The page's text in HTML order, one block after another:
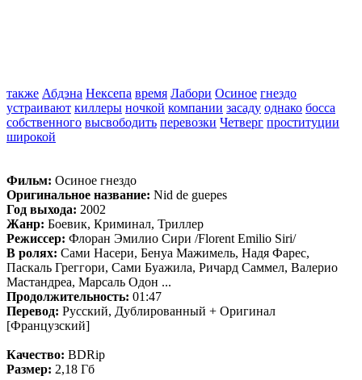
также Абдэна Нексепа время Лабори Осиное гнездо
устраивают киллеры ночкой компании засаду однако босса
собственного высвободить перевозки Четверг проституции
широкой
Фильм: Осиное гнездо
Оригинальное название: Nid de guepes
Год выхода: 2002
Жанр: Боевик, Криминал, Триллер
Режиссер: Флоран Эмилио Сири /Florent Emilio Siri/
В ролях: Сами Насери, Бенуа Мажимель, Надя Фарес,
Паскаль Греггори, Сами Буажила, Ричард Саммел, Валерио
Мастандреа, Марсаль Одон ...
Продолжительность: 01:47
Перевод: Русский, Дублированный + Оригинал
[Французский]
Качество: BDRip
Размер: 2,18 Гб